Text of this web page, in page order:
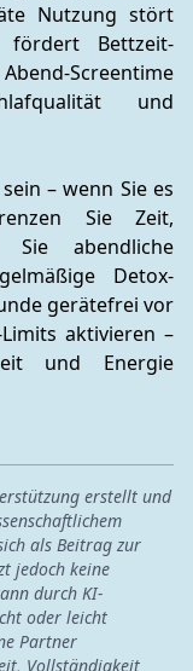
Nutzung stört
fördert Bettzeit-
Screentime
und
– wenn Sie es
Sie Zeit,
abendliche
Detox-
gerätefrei vor
aktivieren –
und Energie
erstellt und
als Beitrag zur
jedoch keine
durch KI-
oder leicht
Partner
Vollständigkeit